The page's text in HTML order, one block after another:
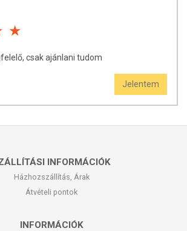
csak ajánlani tudom
Jelentem
INFORMÁCIÓK
Házhozszállítás, Árak
Átvételi pontok
INFORMÁCIÓK